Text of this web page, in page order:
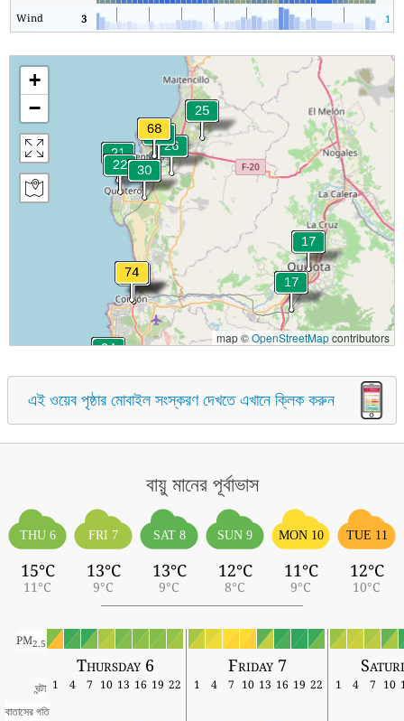
Wind
3 1
+
−
map ©OpenStreetMapcontributors
এই ওয়েব পৃষ্ঠার মোবাইল সংস্করণ দেখতে এখানে ক্লিক করুন
বায়ু মানের পূর্বাভাস
THU 6
15°C
11°C
FRI 7
13°C
9°C
SAT 8
13°C
9°C
SUN 9
12°C
8°C
MON 10
11°C
9°C
TUE 11
12°C
10°C
PM2.5
Thursday 6 Friday 7
ঘন্টা 1 4 7 10 13 16 19 22 1 4 7 10 13 16 19 22 1 4 7 10
বাতাসের গতি